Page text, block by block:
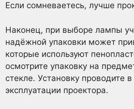
Если сомневаетесь, лучше
Наконец, при выборе лампы
надёжной упаковки может
которые используют
осмотрите упаковку на
стекле. Установку
эксплуатации проектора.